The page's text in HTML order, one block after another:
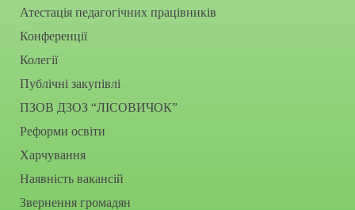
Атестація педагогічних працівників
Конференції
Колегії
Публічні закупівлі
ПЗОВ ДЗОЗ “ЛІСОВИЧОК”
Реформи освіти
Харчування
Наявність вакансій
Звернення громадян